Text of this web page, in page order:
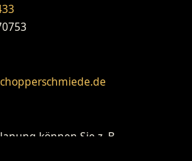
können Sie z. B.